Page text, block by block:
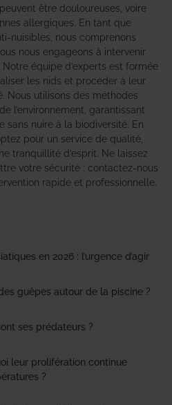
être douloureuses, voire
allergiques. En tant que
nuisibles, nous comprenons
nous engageons à intervenir
équipe d’experts est formée
les nids et procéder à leur
Nous utilisons des méthodes
l’environnement, garantissant
sans nuire à la biodiversité. En
pour un service de qualité,
tranquillité d’esprit. Ne laissez
votre sécurité ; contactez-nous
rapide et professionnelle.
en 2026 : l’urgence d’agir
guêpes autour de la piscine ?
ses prédateurs ?
leur prolifération continue
?